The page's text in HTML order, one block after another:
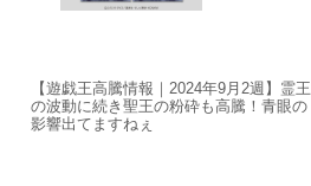
【遊戯王高騰情報｜2024年9月2週】霊王
の波動に続き聖王の粉砕も高騰！青眼の
影響出てますねぇ